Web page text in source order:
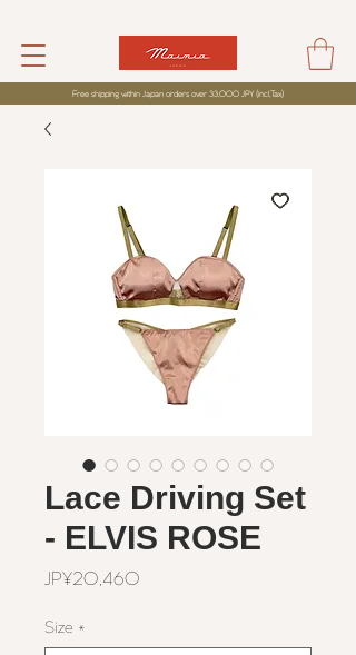
Free shipping within Japan orders over 33,000 JPY (incl,Tax)
Lace Driving Set
- ELVIS ROSE
JP¥20,460
Size *